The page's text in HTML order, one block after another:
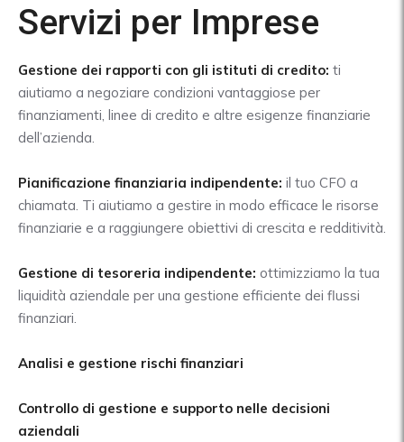
Servizi per Imprese
Gestione dei rapporti con gli istituti di credito: ti
aiutiamo a negoziare condizioni vantaggiose per
finanziamenti, linee di credito e altre esigenze finanziarie
dell’azienda.
Pianificazione finanziaria indipendente: il tuo CFO a
chiamata. Ti aiutiamo a gestire in modo efficace le risorse
finanziarie e a raggiungere obiettivi di crescita e redditività.
Gestione di tesoreria indipendente: ottimizziamo la tua
liquidità aziendale per una gestione efficiente dei flussi
finanziari.
Analisi e gestione rischi finanziari
Controllo di gestione e supporto nelle decisioni
aziendali